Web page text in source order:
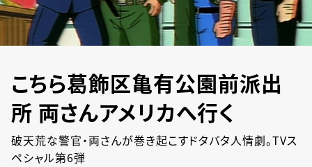
こちら葛飾区亀有公園前派出
所 両さんアメリカへ行く
破天荒な警官・両さんが巻き起こすドタバタ人情劇。TVス
ペシャル第6弾